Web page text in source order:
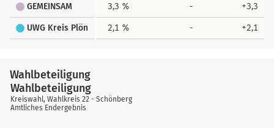
GEMEINSAM 3,3 % - +3,3
UWG Kreis Plön 2,1 % - +2,1
Wahlbeteiligung
Wahlbeteiligung
Kreiswahl, Wahlkreis 22 - Schönberg
Amtliches Endergebnis